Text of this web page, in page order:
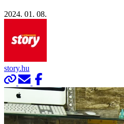
2024. 01. 08.
story.hu